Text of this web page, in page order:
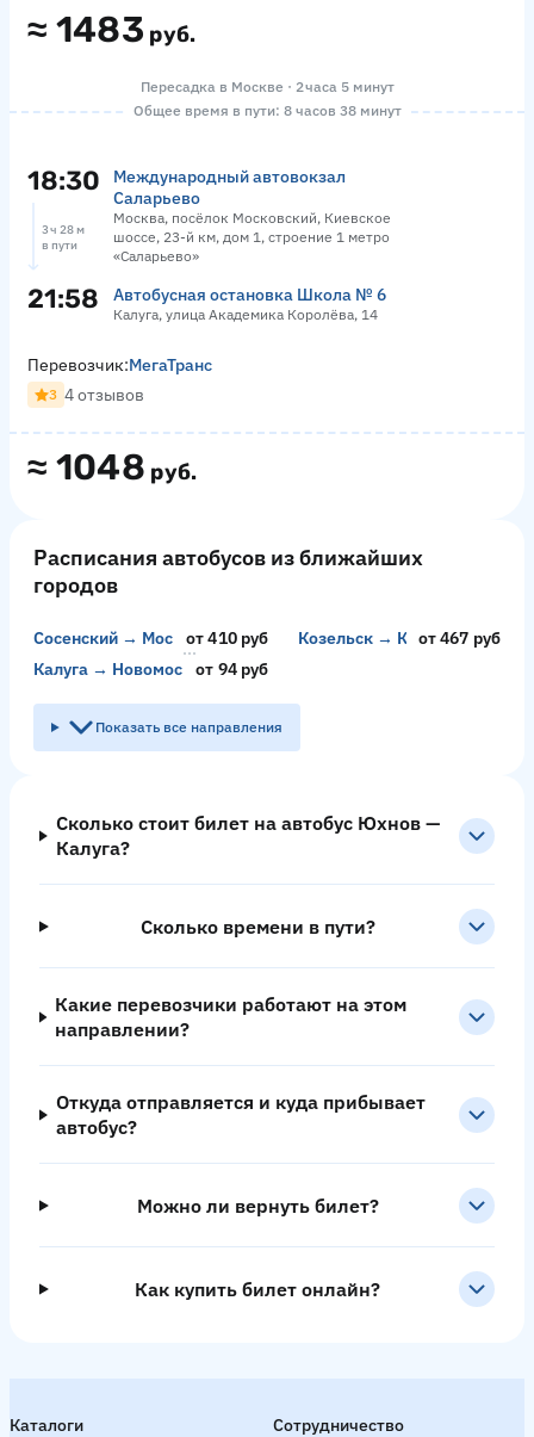
≈ 1483 руб.
Пересадка в Москве · 2 часа 5 минут
Общее время в пути: 8 часов 38 минут
18:30
Международный автовокзал
Саларьево
Москва, посёлок Московский, Киевское
шоссе, 23-й км, дом 1, строение 1 метро
«Саларьево»
3 ч 28 м
в пути
21:58 Автобусная остановка Школа № 6
Калуга, улица Академика Королёва, 14
≈ 1048 руб.
Перевозчик:МегаТранс
3 4 отзывов
Расписания автобусов из ближайших
городов
Сосенский → Москваот 410 руб Козельск → Калугаот 467 руб
Калуга → Новомосковскот 94 руб
Показать все направления
Сколько стоит билет на автобус Юхнов —
Калуга?
Сколько времени в пути?
Какие перевозчики работают на этом
направлении?
Откуда отправляется и куда прибывает
автобус?
Можно ли вернуть билет?
Как купить билет онлайн?
Каталоги
Сотрудничество